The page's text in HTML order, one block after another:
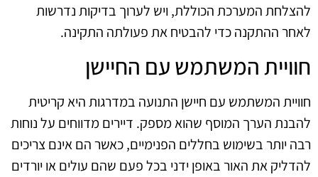
להצלחת המערכת הכוללת, ויש לערוך בדיקות נדרשות
לאחר ההתקנה כדי להבטיח את פעולתה התקינה.
חוויית המשתמש עם החיישן
חוויית המשתמש עם חיישן התנועה במדרגות היא קריטית
להבנת הערך המוסף שהוא מספק. דיירים מדווחים על נוחות
רבה יותר בשימוש בחללים הפנימיים, כאשר הם אינם צריכים
להדליק את האור באופן ידני בכל פעם שהם עולים או יורדים